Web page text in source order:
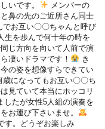
いです。
メンバーの
鼻の先のご近所さん同士
でお互い〇〇ちゃんと呼び
生を歩んで何十年の時を
じ方向を向いて人前で演
凄いドラマです！
き
の姿を想像すらできてい
になってもお互い〇〇ち
見ていて本当にホッコリ
したが女性5人組の演奏を
お運び下さいませ。
す。どうぞお楽しみ